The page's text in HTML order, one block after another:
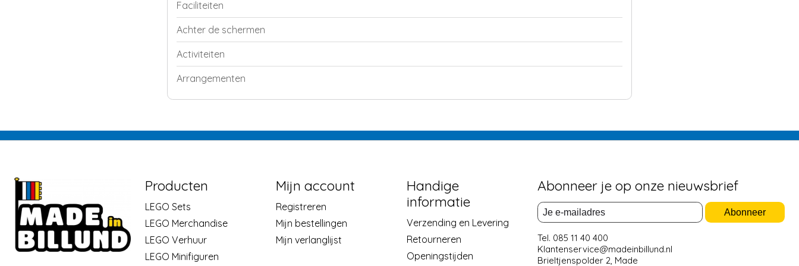
Faciliteiten
Achter de schermen
Activiteiten
Arrangementen
Producten
LEGO Sets
LEGO Merchandise
LEGO Verhuur
LEGO Minifiguren
Mijn account
Registreren
Mijn bestellingen
Mijn verlanglijst
Handige
informatie
Verzending en Levering
Retourneren
Openingstijden
Abonneer je op onze nieuwsbrief
Abonneer
Tel. 085 11 40 400
Klantenservice@madeinbillund.nl
Brieltjenspolder 2, Made